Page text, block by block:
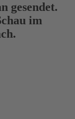
gesendet.
im